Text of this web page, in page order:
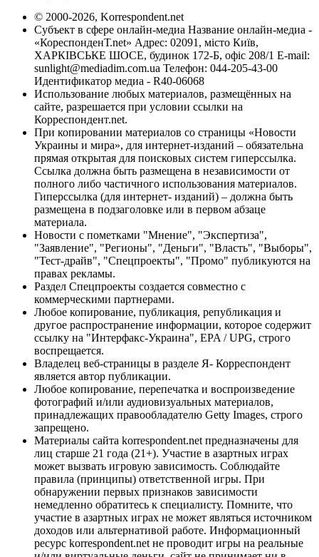
© 2000-2026, Korrespondent.net
Субъект в сфере онлайн-медиа Название онлайн-медиа -
«КореспонденТ.net» Адрес: 02091, місто Київ,
ХАРКІВСЬКЕ ШОСЕ, будинок 172-Б, офіс 208/1 E-mail:
sunlight@mediadim.com.ua Телефон: 044-205-43-00
Идентификатор медиа - R40-06068
Использование любых материалов, размещённых на
сайте, разрешается при условии ссылки на
Корреспондент.net.
При копировании материалов со страницы «Новости
Украины и мира», для интернет-изданий – обязательна
прямая открытая для поисковых систем гиперссылка.
Ссылка должна быть размещена в независимости от
полного либо частичного использования материалов.
Гиперссылка (для интернет- изданий) – должна быть
размещена в подзаголовке или в первом абзаце
материала.
Новости с пометками "Мнение", "Экспертиза",
"Заявление", "Регионы", "Деньги", "Власть", "Выборы",
"Тест-драйв", "Спецпроекты", "Промо" публикуются на
правах рекламы.
Раздел Спецпроекты создается совместно с
коммерческими партнерами.
Любое копирование, публикация, републикация и
другое распространение информации, которое содержит
ссылку на "Интерфакс-Украина", EPA / UPG, строго
воспрещается.
Владелец веб-страницы в разделе Я- Корреспондент
является автор публикации.
Любое копирование, перепечатка и воспроизведение
фотографий и/или аудиовизуальных материалов,
принадлежащих правообладателю Getty Images, строго
запрещено.
Материалы сайта korrespondent.net предназначены для
лиц старше 21 года (21+). Участие в азартных играх
может вызвать игровую зависимость. Соблюдайте
правила (принципы) ответственной игры. При
обнаружении первых признаков зависимости
немедленно обратитесь к специалисту. Помните, что
участие в азартных играх не может являться источником
доходов или альтернативой работе. Информационный
ресурс korrespondent.net не проводит игры на реальные